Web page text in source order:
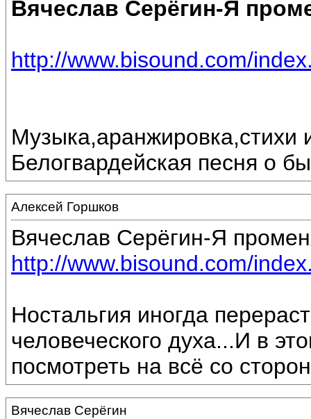
Вячеслав Серёгин-Я
http://www.bisound.com/
Музыка,аранжировка,стихи
Белогвардейская песня о
Алексей Горшков
Вячеслав Серёгин-Я
http://www.bisound.com/
Ностальгия иногда
человеческого духа...И в
посмотреть на всё со
Вячеслав Серёгин